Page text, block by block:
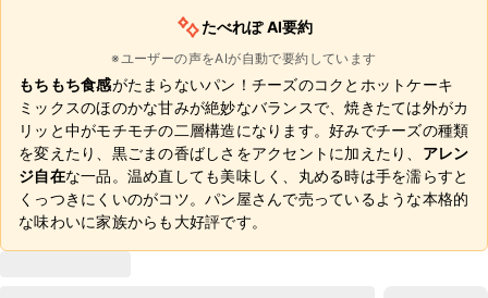
たべれぽ AI要約
※ユーザーの声をAIが自動で要約しています
もちもち食感がたまらないパン！チーズのコクとホットケーキ
ミックスのほのかな甘みが絶妙なバランスで、焼きたては外がカ
リッと中がモチモチの二層構造になります。好みでチーズの種類
を変えたり、黒ごまの香ばしさをアクセントに加えたり、 アレン
ジ自在な一品。温め直しても美味しく、丸める時は手を濡らすと
くっつきにくいのがコツ。パン屋さんで売っているような本格的
な味わいに家族からも大好評です。